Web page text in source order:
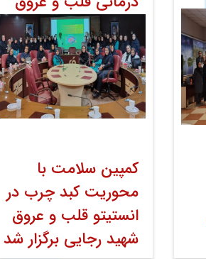
شهید رجایی
۰۲ اردیبهشت ۱۴۰۳
خبر صفحه اول
روابط عمومی اخبار همایشها و
سمینارها
کمپین سلامت با
محوریت کبد چرب در
انستیتو قلب و عروق
شهید رجایی برگزار شد